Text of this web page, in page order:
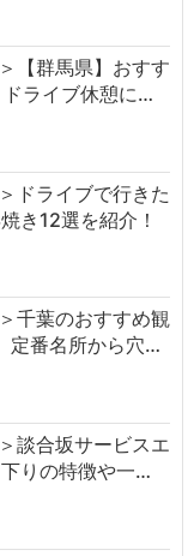
【群馬県】おすす
ライブ休憩に…
ドライブで行きた
き12選を紹介！
千葉のおすすめ観
定番名所から穴…
談合坂サービスエ
りの特徴や一…